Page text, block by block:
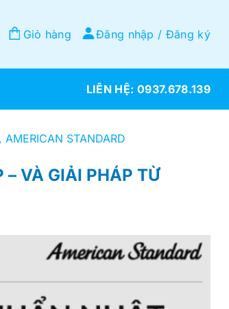
Giỏ hàng Đăng nhập / Đăng ký
0937.678.139
STANDARD
– VÀ GIẢI PHÁP TỪ